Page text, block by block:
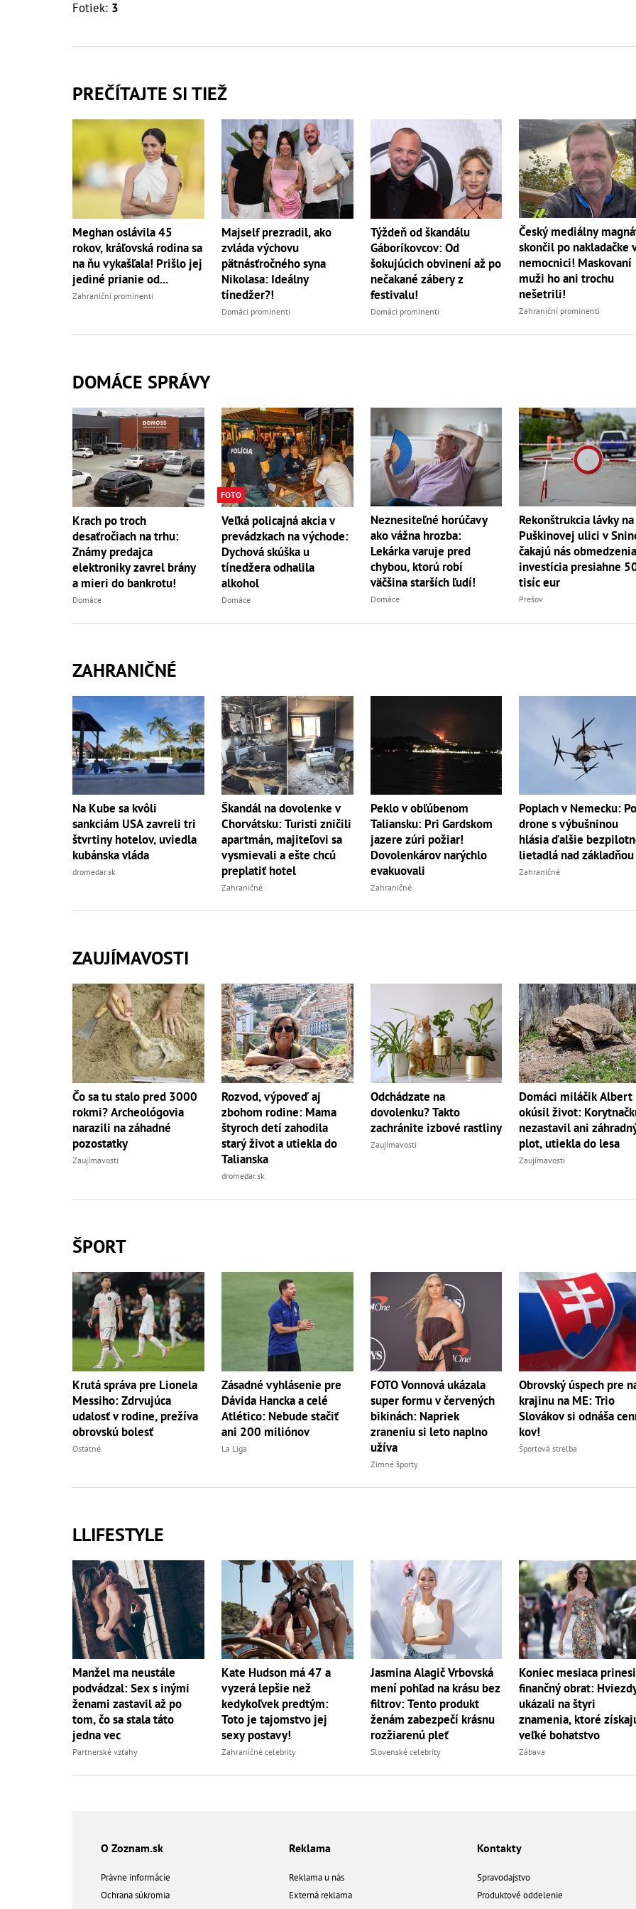
Fotiek: 3
PREČÍTAJTE SI TIEŽ
Meghan oslávila 45
rokov, kráľovská rodina sa
na ňu vykašľala! Prišlo jej
jediné prianie od...
Zahraniční prominenti
Majself prezradil, ako
zvláda výchovu
pätnásťročného syna
Nikolasa: Ideálny
tínedžer?!
Domáci prominenti
Týždeň od škandálu
Gáboríkovcov: Od
šokujúcich obvinení až po
nečakané zábery z
festivalu!
Domáci prominenti
Český mediálny
skončil po nakladačke
nemocnici! Maskovaní
muži ho ani trochu
nešetrili!
Zahraniční prominenti
DOMÁCE SPRÁVY
Krach po troch
desaťročiach na trhu:
Známy predajca
elektroniky zavrel brány
a mieri do bankrotu!
Domáce
FOTO
Veľká policajná akcia v
prevádzkach na východe:
Dychová skúška u
tínedžera odhalila
alkohol
Domáce
Neznesiteľné horúčavy
ako vážna hrozba:
Lekárka varuje pred
chybou, ktorú robí
väčšina starších ľudí!
Domáce
Rekonštrukcia lávky na
Puškinovej ulici v
čakajú nás
investícia presiahne
tisíc eur
Prešov
ZAHRANIČNÉ
Na Kube sa kvôli
sankciám USA zavreli tri
štvrtiny hotelov, uviedla
kubánska vláda
dromedar.sk
Škandál na dovolenke v
Chorvátsku: Turisti zničili
apartmán, majiteľovi sa
vysmievali a ešte chcú
preplatiť hotel
Zahraničné
Peklo v obľúbenom
Taliansku: Pri Gardskom
jazere zúri požiar!
Dovolenkárov narýchlo
evakuovali
Zahraničné
Poplach v Nemecku:
drone s výbušninou
hlásia ďalšie
lietadlá nad základňou
Zahraničné
ZAUJÍMAVOSTI
Čo sa tu stalo pred 3000
rokmi? Archeológovia
narazili na záhadné
pozostatky
Zaujímavosti
Rozvod, výpoveď aj
zbohom rodine: Mama
štyroch detí zahodila
starý život a utiekla do
Talianska
dromedar.sk
Odchádzate na
dovolenku? Takto
zachránite izbové rastliny
Zaujímavosti
Domáci miláčik Albert
okúsil život:
nezastavil ani
plot, utiekla do lesa
Zaujímavosti
ŠPORT
Krutá správa pre Lionela
Messiho: Zdrvujúca
udalosť v rodine, prežíva
obrovskú bolesť
Ostatné
Zásadné vyhlásenie pre
Dávida Hancka a celé
Atlético: Nebude stačiť
ani 200 miliónov
La Liga
FOTO Vonnová ukázala
super formu v červených
bikinách: Napriek
zraneniu si leto naplno
užíva
Zimné športy
Obrovský úspech pre
krajinu na ME: Trio
Slovákov si odnáša
kov!
Športová streľba
LLIFESTYLE
Manžel ma neustále
podvádzal: Sex s inými
ženami zastavil až po
tom, čo sa stala táto
jedna vec
Partnerské vzťahy
Kate Hudson má 47 a
vyzerá lepšie než
kedykoľvek predtým:
Toto je tajomstvo jej
sexy postavy!
Zahraničné celebrity
Jasmina Alagič Vrbovská
mení pohľad na krásu bez
filtrov: Tento produkt
ženám zabezpečí krásnu
rozžiarenú pleť
Slovenské celebrity
Koniec mesiaca
finančný obrat:
ukázali na štyri
znamenia, ktoré
veľké bohatstvo
Zábava
O Zoznam.sk
Právne informácie
Ochrana súkromia
Reklama
Reklama u nás
Externá reklama
Kontakty
Spravodajstvo
Produktové oddelenie